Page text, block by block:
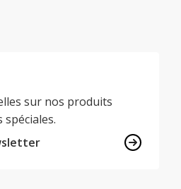
sur nos produits